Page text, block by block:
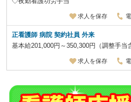
求人を保存
正看護師病院契約社員 外来
基本給201,000円～350,300円（調整手当
求人を保存